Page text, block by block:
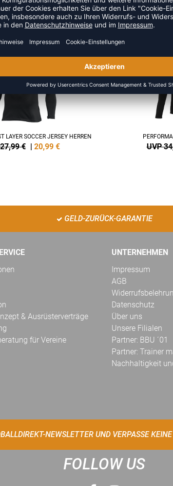
AUS DER KATEGORIE
LAYER SOCCER JERSEY HERREN
€ | 20,99 € UVP
GELD-ZURÜCK-GARANTIE
& Ausrüsterverträge
für Vereine
UNTERNEHMEN
Impressum
AGB
Datenschutz
Über uns
Unsere Filialen
Partner: BBU ´01
Partner: Trainer
Nachhaltigkeit
NEWSLETTER UND VERPASSE
FOLLOW US